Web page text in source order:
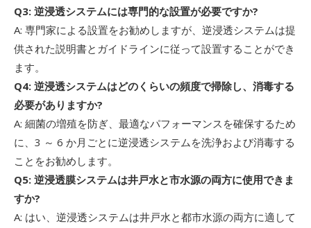
Q3: 逆浸透システムには専門的な設置が必要ですか?
A: 専門家による設置をお勧めしますが、逆浸透システムは提
供された説明書とガイドラインに従って設置することができ
ます。
Q4: 逆浸透システムはどのくらいの頻度で掃除し、消毒する
必要がありますか?
A: 細菌の増殖を防ぎ、最適なパフォーマンスを確保するため
に、3 ～ 6 か月ごとに逆浸透システムを洗浄および消毒する
ことをお勧めします。
Q5: 逆浸透膜システムは井戸水と市水源の両方に使用できま
すか?
A: はい、逆浸透システムは井戸水と都市水源の両方に適して